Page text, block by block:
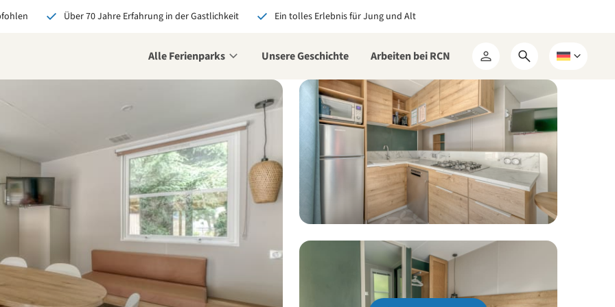
Über 70 Jahre Erfahrung in der Gastlichkeit Ein tolles Erlebnis für Jung und Alt
Alle Ferienparks Unsere Geschichte Arbeiten bei RCN
Mein
RCN
Suchformular
öffnen
Wählen
eine
Sprache